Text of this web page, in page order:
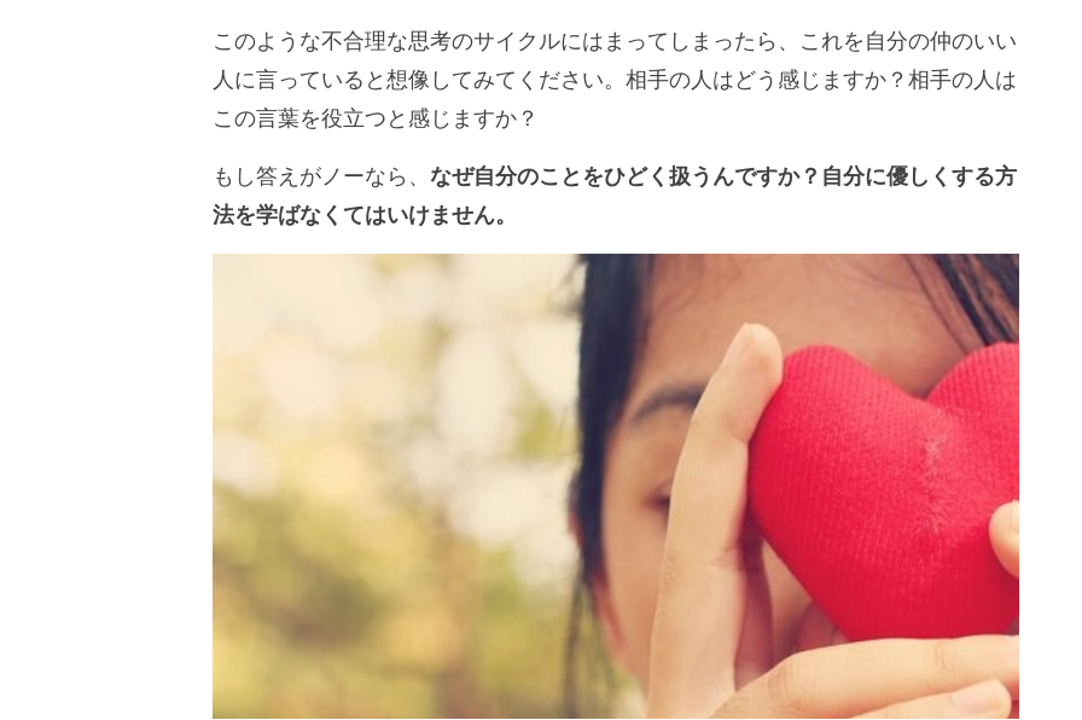
このような不合理な思考のサイクルにはまってしまったら、これを自分の仲のいい
人に言っていると想像してみてください。相手の人はどう感じますか？相手の人は
この言葉を役立つと感じますか？
もし答えがノーなら、 なぜ自分のことをひどく扱うんですか？自分に優しくする方
法を学ばなくてはいけません。